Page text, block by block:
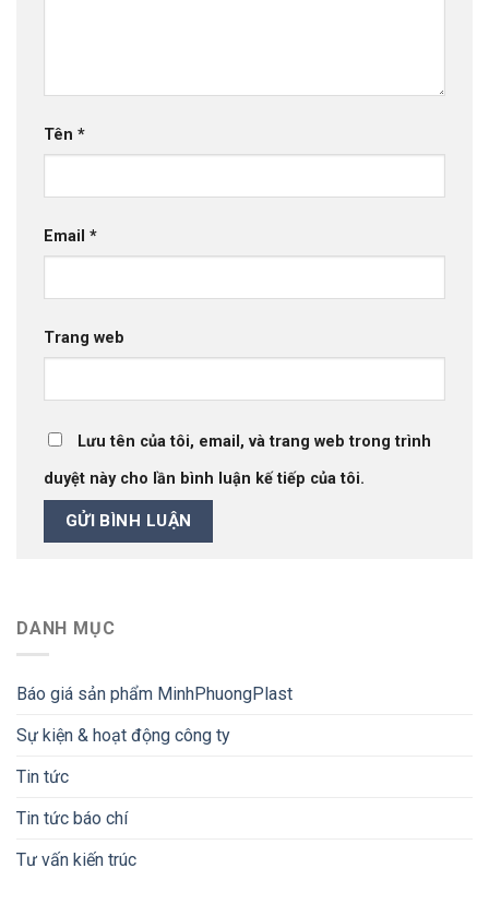
Tên *
Email *
Trang web
Lưu tên của tôi, email, và trang web trong trình
duyệt này cho lần bình luận kế tiếp của tôi.
DANH MỤC
Báo giá sản phẩm MinhPhuongPlast
Sự kiện & hoạt động công ty
Tin tức
Tin tức báo chí
Tư vấn kiến trúc